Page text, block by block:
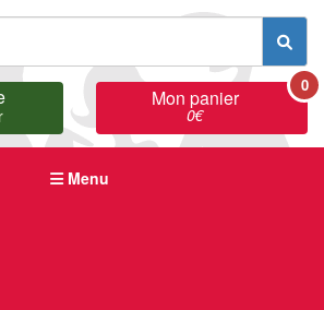
Mon panier
0€
0
Menu